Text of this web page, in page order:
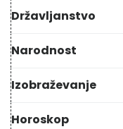
Državljanstvo
Narodnost
Izobraževanje
Horoskop